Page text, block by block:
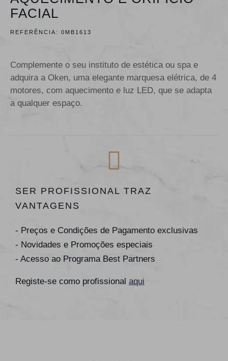
FACIAL
REFERÊNCIA: 0MB1613
Complemente o seu instituto de estética ou spa e
adquira a Oken, uma elegante marquesa elétrica, de 4
motores, com aquecimento e luz LED, que se adapta
a qualquer espaço.
SER PROFISSIONAL TRAZ
VANTAGENS
- Preços e Condições de Pagamento exclusivas
- Novidades e Promoções especiais
- Acesso ao Programa Best Partners
Registe-se como profissional aqui